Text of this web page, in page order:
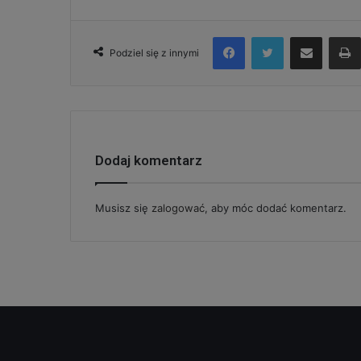
Podziel się z innymi
FacebookTwitter Udostępnij via e-mail
Dodaj komentarz
Musisz się zalogować , aby móc dodać komentarz.